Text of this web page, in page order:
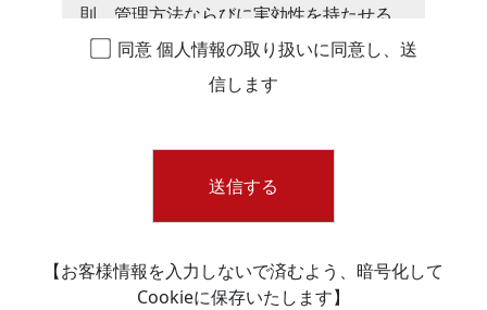
則、管理方法ならびに実効性を持たせる
手段として教育・訓練、監査等について
以下のとおり規定し、実行して参りま
で行います。
収集にあたっては、利用目的を明確に
同意個人情報の取り扱いに同意し、送
信します
【お客様情報を入力しないで済むよう、暗号化して
Cookieに保存いたします】